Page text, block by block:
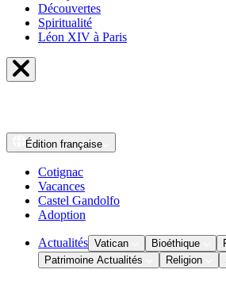
Découvertes
Spiritualité
Léon XIV à Paris
Édition française
Cotignac
Vacances
Castel Gandolfo
Adoption
Actualités Vatican Bioéthique
Patrimoine Actualités
Religion